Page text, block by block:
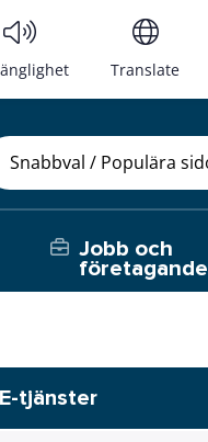
Translate
Jobb och
företagande
E-tjänster